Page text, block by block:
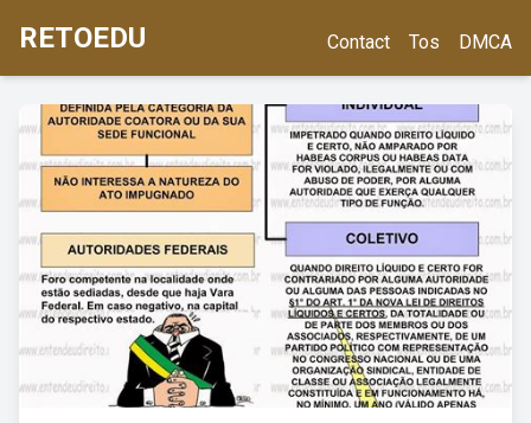
RETOEDU Contact Tos DMCA